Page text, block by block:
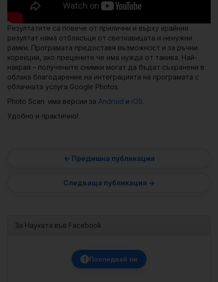
Резултатите са повече от прилични и върху крайния
резултат няма отблясъци от светкавицата и ненужни
рамки. Програмата предоставя възможност и за ръчни
корекции, ако прецените че има нужда от такива. Най-
накрая – получените снимки могат да бъдат съхранени в
облака благодарение на интеграцията на програмата с
облачната услуга Google Photos.
Photo Scan има версии за Android и iOS.
Удобно и практично!
За Науката във Facebook
f Последвай ни